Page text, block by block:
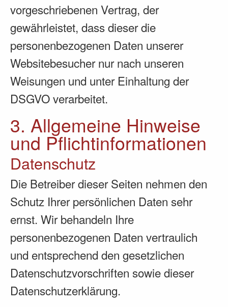
vorgeschriebenen Vertrag, der
gewährleistet, dass dieser die
personenbezogenen Daten unserer
Websitebesucher nur nach unseren
Weisungen und unter Einhaltung der
DSGVO verarbeitet.
3. Allgemeine Hinweise
und Pflicht­informationen
Datenschutz
Die Betreiber dieser Seiten nehmen den
Schutz Ihrer persönlichen Daten sehr
ernst. Wir behandeln Ihre
personenbezogenen Daten vertraulich
und entsprechend den gesetzlichen
Datenschutzvorschriften sowie dieser
Datenschutzerklärung.